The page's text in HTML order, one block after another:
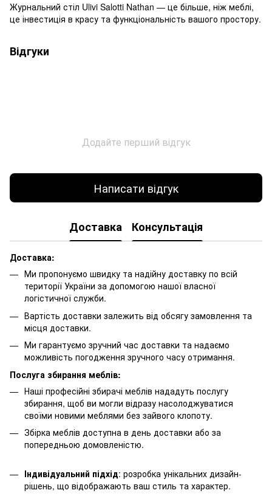
Журнальний стіл Ulivi Salotti Nathan — це більше, ніж меблі,
це інвестиція в красу та функціональність вашого простору.
Відгуки
Додайте перший відгук
Написати відгук
Доставка Консультація
Доставка:
Ми пропонуємо швидку та надійну доставку по всій
території України за допомогою нашої власної
логістичної служби.
Вартість доставки залежить від обсягу замовлення та
місця доставки.
Ми гарантуємо зручний час доставки та надаємо
можливість погодження зручного часу отримання.
Послуга збирання меблів:
Наші професійні збирачі меблів нададуть послугу
збирання, щоб ви могли відразу насолоджуватися
своїми новими меблями без зайвого клопоту.
Збірка меблів доступна в день доставки або за
попередньою домовленістю.
Індивідуальний підхід: розробка унікальних дизайн-
рішень, що відображають ваш стиль та характер.